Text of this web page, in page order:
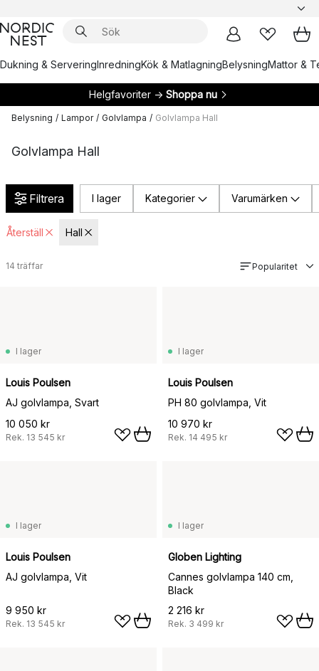
Dukning & ServeringInredningKök & MatlagningBelysningMattor &
Helgfavoriter → Shoppa nu
Belysning / Lampor / Golvlampa / Golvlampa Hall
Golvlampa Hall
Filtrera I lager Kategorier Varumärken
Återställ Hall
14 träffar Popularitet
I lager
Louis Poulsen
AJ golvlampa, Svart
10 050 kr
Rek. 13 545 kr
I lager
Louis Poulsen
PH 80 golvlampa, Vit
10 970 kr
Rek. 14 495 kr
I lager
Louis Poulsen
AJ golvlampa, Vit
9 950 kr
Rek. 13 545 kr
I lager
Globen Lighting
Cannes golvlampa 140 cm,
Black
2 216 kr
Rek. 3 499 kr